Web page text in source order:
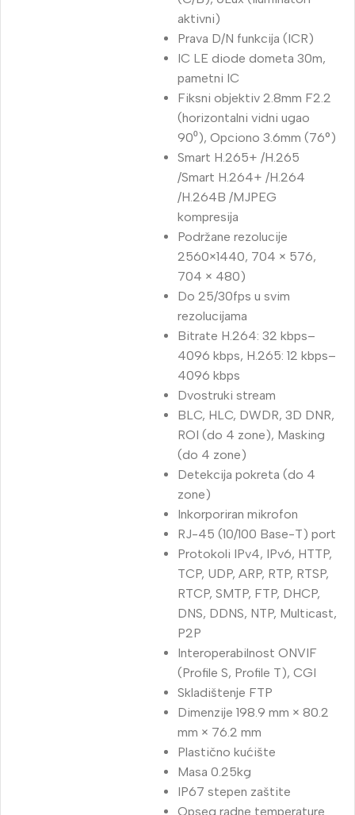
aktivni)
Prava D/N funkcija (ICR)
IC LE diode dometa 30m,
pametni IC
Fiksni objektiv 2.8mm F2.2
(horizontalni vidni ugao
90⁰), Opciono 3.6mm (76°)
Smart H.265+ /H.265
/Smart H.264+ /H.264
/H.264B /MJPEG
kompresija
Podržane rezolucije
2560×1440, 704 × 576,
704 × 480)
Do 25/30fps u svim
rezolucijama
Bitrate H.264: 32 kbps–
4096 kbps, H.265: 12 kbps–
4096 kbps
Dvostruki stream
BLC, HLC, DWDR, 3D DNR,
ROI (do 4 zone), Masking
(do 4 zone)
Detekcija pokreta (do 4
zone)
Inkorporiran mikrofon
RJ-45 (10/100 Base-T) port
Protokoli IPv4, IPv6, HTTP,
TCP, UDP, ARP, RTP, RTSP,
RTCP, SMTP, FTP, DHCP,
DNS, DDNS, NTP, Multicast,
P2P
Interoperabilnost ONVIF
(Profile S, Profile T), CGI
Skladištenje FTP
Dimenzije 198.9 mm × 80.2
mm × 76.2 mm
Plastično kućište
Masa 0.25kg
IP67 stepen zaštite
Opseg radne temperature